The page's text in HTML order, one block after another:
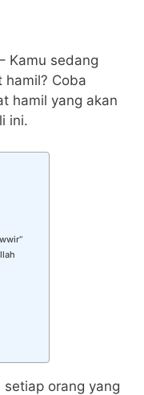
Kamu sedang
hamil? Coba
hamil yang akan
ini.
orang yang